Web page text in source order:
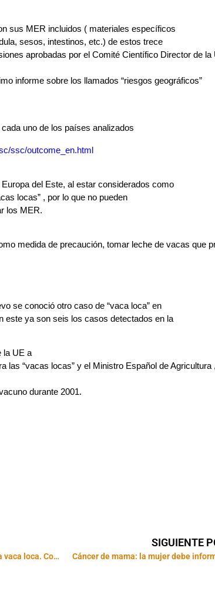
sus MER incluidos ( materiales específicos
sesos, intestinos, etc.) de estos trece
aprobadas por el Comité Científico Director de la
informe sobre los llamados “riesgos geográficos”
uno de los países analizados
ssc/outcome_en.html
del Este, al estar considerados como
locas” , por lo que no pueden
los MER.
medida de precaución, tomar leche de vacas que
se conoció otro caso de “vaca loca” en
este ya son seis los casos detectados en la
la UE a
las “vacas locas” y el Ministro Español de Agricultura
durante 2001.
Informe especial: el mal de la vaca loca. Continuación.
SIGUIENTE
Cáncer de mama: la mujer debe